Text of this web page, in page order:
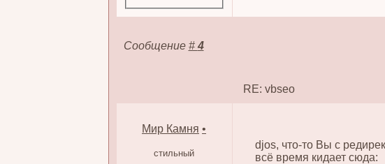
Сообщение # 4
RE: vbseo
Мир Камня •
стильный
djos, что-то Вы с
всё время кидает сюда: